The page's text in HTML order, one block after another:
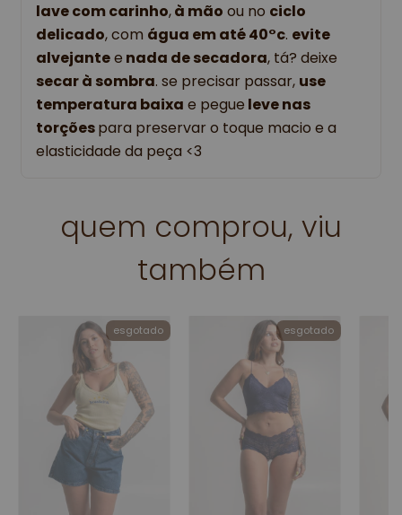
lave com carinho, à mão ou no ciclo
delicado, com água em até 40°c. evite
alvejante e nada de secadora
secar à sombra. se precisar passar, use
temperatura baixa e pegue leve nas
torções para preservar o toque macio e a
elasticidade da peça <3
quem comprou, viu
também
esgotado esgotado